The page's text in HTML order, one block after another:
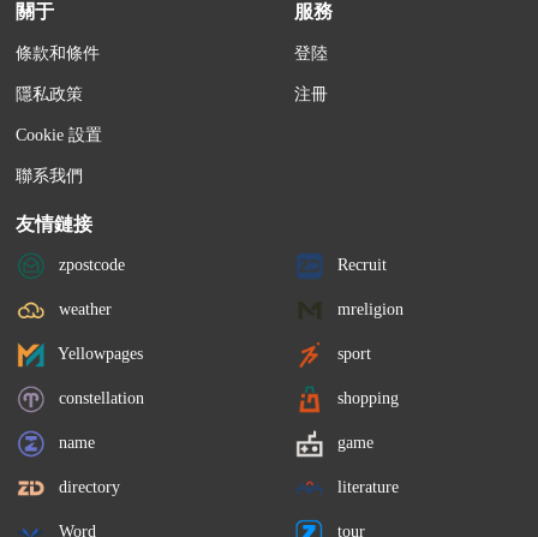
關于
條款和條件
隱私政策
Cookie 設置
聯系我們
服務
登陸
注冊
友情鏈接
zpostcode Recruit
weather mreligion
Yellowpages sport
constellation shopping
name game
directory literature
Word tour